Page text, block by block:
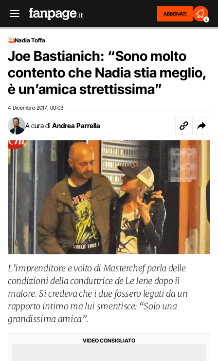
ABBONATI
2
Nadia Toffa
Joe Bastianich: “Sono molto
contento che Nadia stia meglio,
è un’amica strettissima”
4 Dicembre 2017 00:03
A cura di Andrea Parrella
L’imprenditore e volto di Masterchef parla delle
condizioni della conduttrice de Le Iene dopo il
malore. Si credeva che i due fossero legati da un
rapporto intimo ma lui smentisce: “Solo una
grandissima amica”.
VIDEO CONSIGLIATO